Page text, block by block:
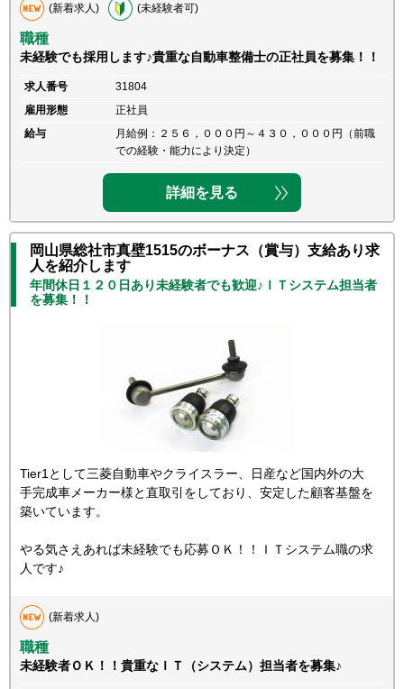
(新着求人) (未経験者可)
職種
未経験でも採用します♪貴重な自動車整備士の正社員を募集！！
求人番号
31804
雇用形態
正社員
給与
月給例：２５６，０００円～４３０，０００円（前職
での経験・能力により決定）
詳細を見る
岡山県総社市真壁1515のボーナス（賞与）支給あり求
人を紹介します
年間休日１２０日あり未経験者でも歓迎♪ＩＴシステム担当者
を募集！！
Tier1として三菱自動車やクライスラー、日産など国内外の大
手完成車メーカー様と直取引をしており、安定した顧客基盤を
築いています。
やる気さえあれば未経験でも応募ＯＫ！！ＩＴシステム職の求
人です♪
(新着求人)
職種
未経験者ＯＫ！！貴重なＩＴ（システム）担当者を募集♪